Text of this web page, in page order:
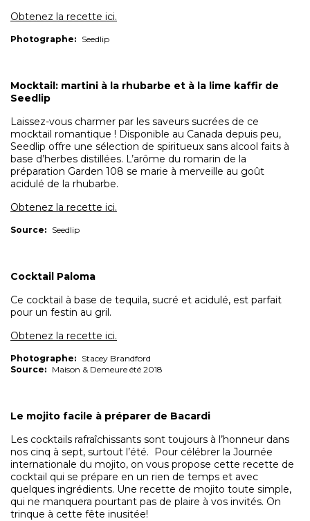
Obtenez la recette ici.
Photographe: Seedlip
Mocktail: martini à la rhubarbe et à la lime kaffir de
Seedlip
Laissez-vous charmer par les saveurs sucrées de ce
mocktail romantique ! Disponible au Canada depuis peu,
Seedlip offre une sélection de spiritueux sans alcool faits à
base d’herbes distillées. L’arôme du romarin de la
préparation Garden 108 se marie à merveille au goût
acidulé de la rhubarbe.
Obtenez la recette ici.
Source: Seedlip
Cocktail Paloma
Ce cocktail à base de tequila, sucré et acidulé, est parfait
pour un festin au gril.
Obtenez la recette ici.
Photographe: Stacey Brandford
Source: Maison & Demeure été 2018
Le mojito facile à préparer de Bacardi
Les cocktails rafraîchissants sont toujours à l’honneur dans
nos cinq à sept, surtout l’été. Pour célébrer la Journée
internationale du mojito, on vous propose cette recette de
cocktail qui se prépare en un rien de temps et avec
quelques ingrédients. Une recette de mojito toute simple,
qui ne manquera pourtant pas de plaire à vos invités. On
trinque à cette fête inusitée!